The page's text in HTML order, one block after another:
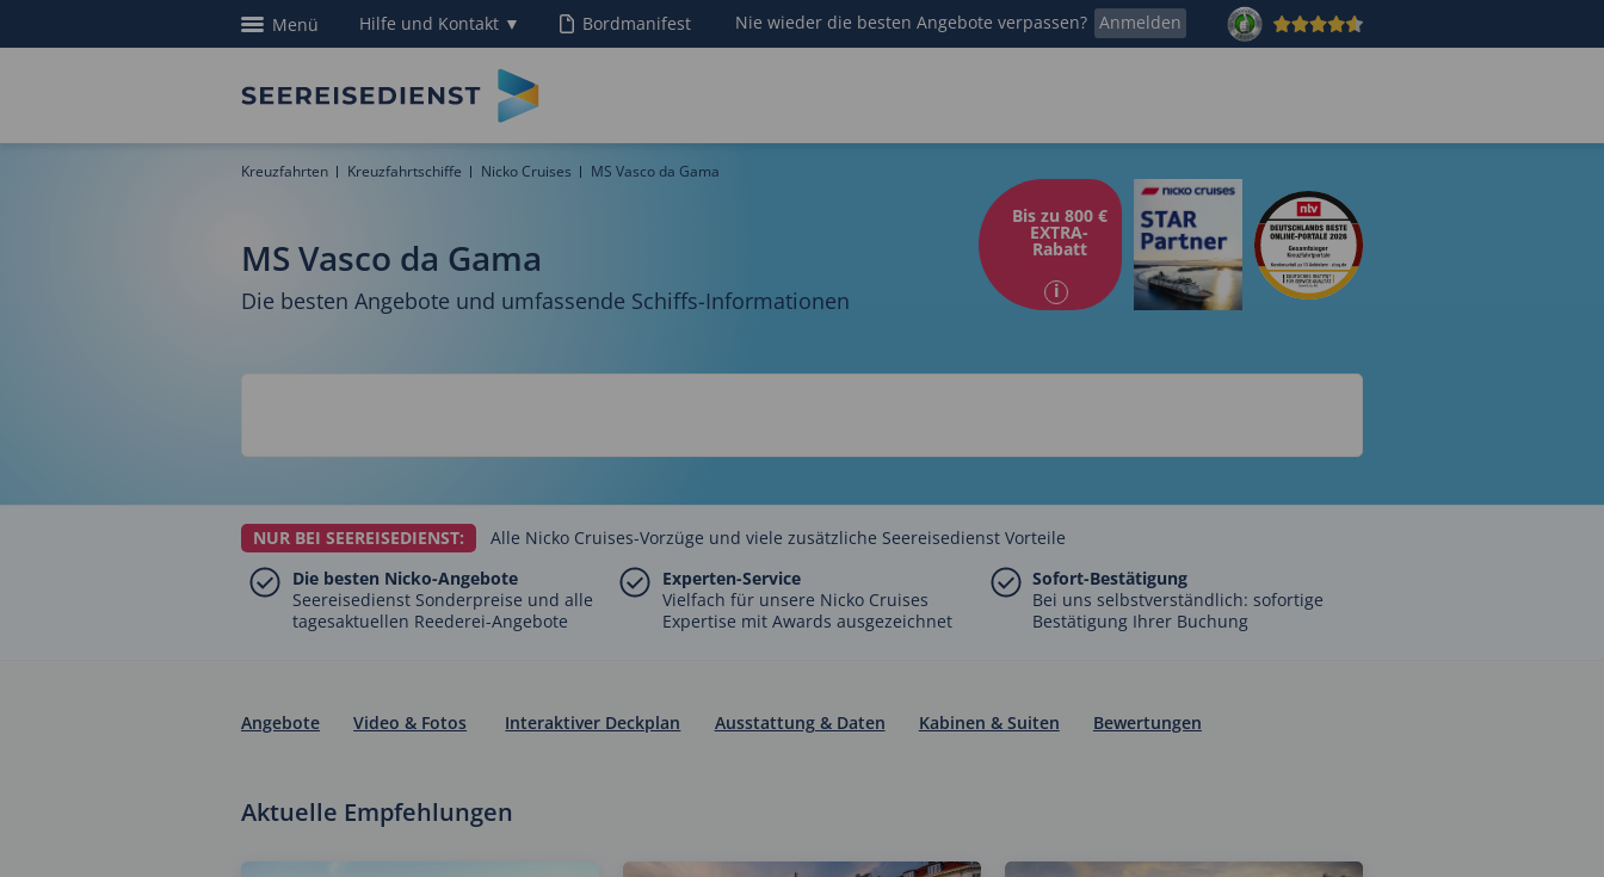
Menü Hilfe und Kontakt ▼ Bordmanifest Nie wieder die besten Angebote verpassen? Anmelden
Kreuzfahrten Kreuzfahrtschiffe Nicko Cruises MS Vasco da Gama
MS Vasco da Gama
Die besten Angebote und umfassende Schiffs-Informationen
Bis zu 800 €
EXTRA-
Rabatt
NUR BEI SEEREISEDIENST:
Alle Nicko Cruises-Vorzüge und viele zusätzliche Seereisedienst Vorteile
Die besten Nicko-Angebote
Seereisedienst Sonderpreise und alle
tagesaktuellen Reederei-Angebote
Experten-Service
Vielfach für unsere Nicko Cruises
Expertise mit Awards ausgezeichnet
Sofort-Bestätigung
Bei uns selbstverständlich: sofortige
Bestätigung Ihrer Buchung
Angebote Video & Fotos Interaktiver Deckplan Ausstattung & Daten Kabinen & Suiten Bewertungen
Aktuelle Empfehlungen